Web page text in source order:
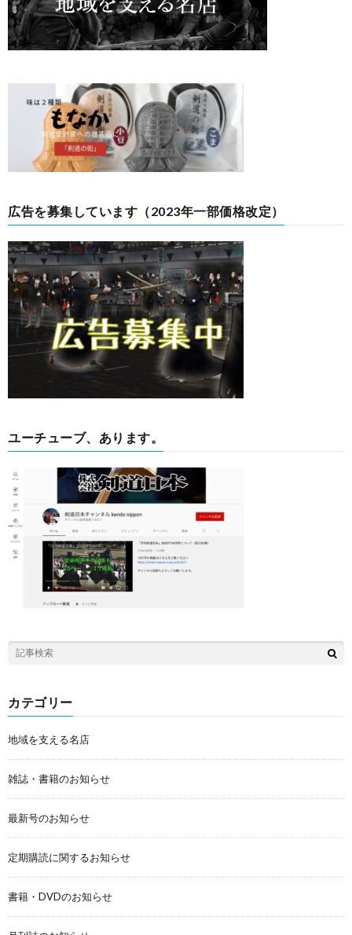
広告を募集しています（2023年一部価格改定）
ユーチューブ、あります。
カテゴリー
地域を支える名店
雑誌・書籍のお知らせ
最新号のお知らせ
定期購読に関するお知らせ
書籍・DVDのお知らせ